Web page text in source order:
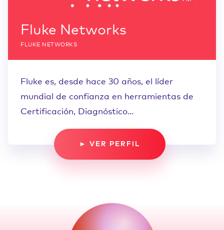
Fluke Networks
FLUKE NETWORKS
Fluke es, desde hace 30 años, el líder
mundial de confianza en herramientas de
Certificación, Diagnóstico...
► VER PERFIL